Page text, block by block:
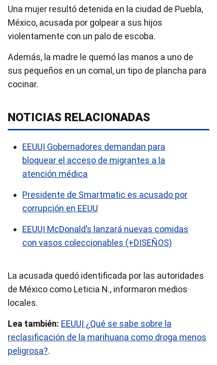
Una mujer resultó detenida en la ciudad de Puebla,
México, acusada por golpear a sus hijos
violentamente con un palo de escoba.
Además, la madre le quemó las manos a uno de
sus pequeños en un comal, un tipo de plancha para
cocinar.
NOTICIAS RELACIONADAS
EEUU| Gobernadores demandan para
bloquear el acceso de migrantes a la
atención médica
Presidente de Smartmatic es acusado por
corrupción en EEUU
EEUU| McDonald’s lanzará nuevas comidas
con vasos coleccionables (+DISEÑOS)
La acusada quedó identificada por las autoridades
de México como Leticia N., informaron medios
locales.
Lea también: EEUU| ¿Qué se sabe sobre la
reclasificación de la marihuana como droga menos
peligrosa?.